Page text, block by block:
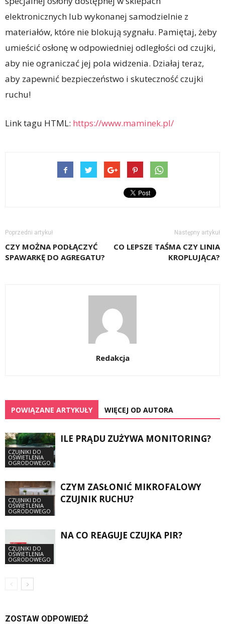
elektronicznych lub wykonanej samodzielnie z
materiałów, które nie blokują sygnału. Pamiętaj, żeby
umieścić osłonę w odpowiedniej odległości od czujki,
aby nie ograniczać jej pola widzenia. Działaj teraz,
aby zapewnić bezpieczeństwo i skuteczność czujki
ruchu!
Link tagu HTML: https://www.maminek.pl/
Poprzedni artykuł
CZY MOŻNA PODŁĄCZYĆ
SPAWARKĘ DO AGREGATU?
Następny artykuł
CO LEPSZE TAŚMA CZY LINIA
KROPLUJĄCA?
Redakcja
POWIĄZANE ARTYKUŁY WIĘCEJ OD AUTORA
CZUJNIKI DO
OŚWIETLENIA
OGRODOWEGO
ILE PRĄDU ZUŻYWA MONITORING?
CZUJNIKI DO
OŚWIETLENIA
OGRODOWEGO
CZYM ZASŁONIĆ MIKROFALOWY
CZUJNIK RUCHU?
CZUJNIKI DO
OŚWIETLENIA
OGRODOWEGO
NA CO REAGUJE CZUJKA PIR?
ZOSTAW ODPOWIEDŹ